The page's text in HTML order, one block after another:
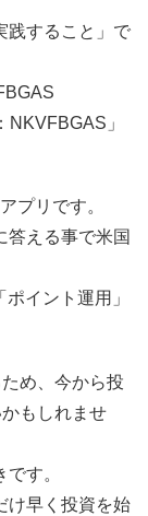
践すること」で
」
プリです。
答える事で米国
イント運用」
め、今から投
もしれませ
す。
け早く投資を始